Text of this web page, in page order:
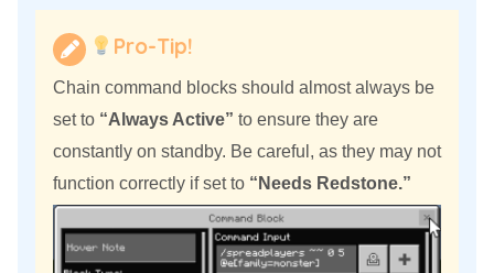
Pro-Tip!
Chain command blocks should almost always be
set to “Always Active” to ensure they are
constantly on standby. Be careful, as they may not
function correctly if set to “Needs Redstone.”